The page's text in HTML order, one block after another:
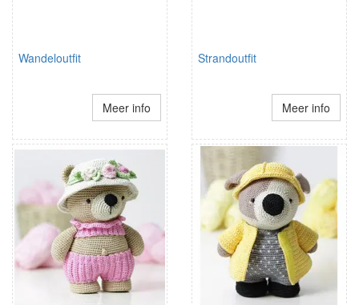
Wandeloutfit
Meer info
Strandoutfit
Meer info